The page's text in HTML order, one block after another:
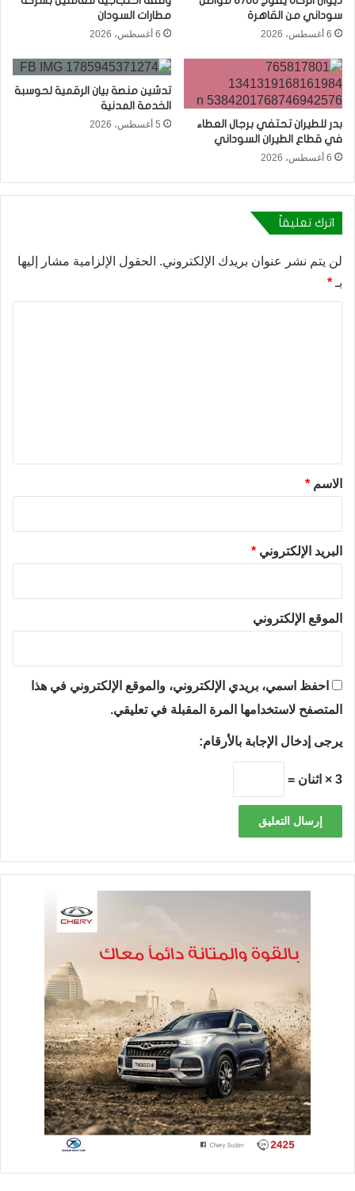
سوداني من القاهرة
6 أغسطس، 2026
مطارات السودان
6 أغسطس، 2026
بدر للطيران تحتفي برجال العطاء
في قطاع الطيران السوداني
6 أغسطس، 2026
تدشين منصة بيان الرقمية لحوسبة
الخدمة المدنية
5 أغسطس، 2026
اترك تعليقاً
لن يتم نشر عنوان بريدك الإلكتروني. الحقول الإلزامية مشار إليها
بـ *
*الاسم *
البريد الإلكتروني *
الموقع الإلكتروني
احفظ اسمي، بريدي الإلكتروني، والموقع الإلكتروني في هذا
المتصفح لاستخدامها المرة المقبلة في تعليقي.
يرجى إدخال الإجابة بالأرقام:
3 × اثنان =